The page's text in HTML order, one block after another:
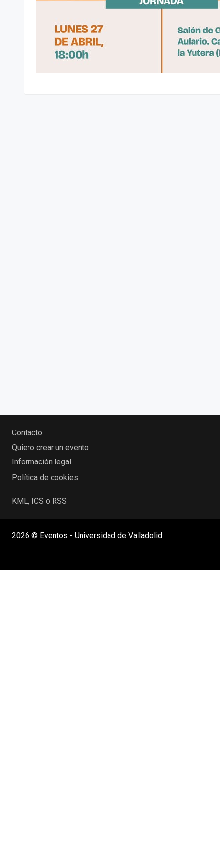
Contacto
Quiero crear un evento
Información legal
Política de cookies
KML, ICS o RSS
2026 © Eventos - Universidad de Valladolid